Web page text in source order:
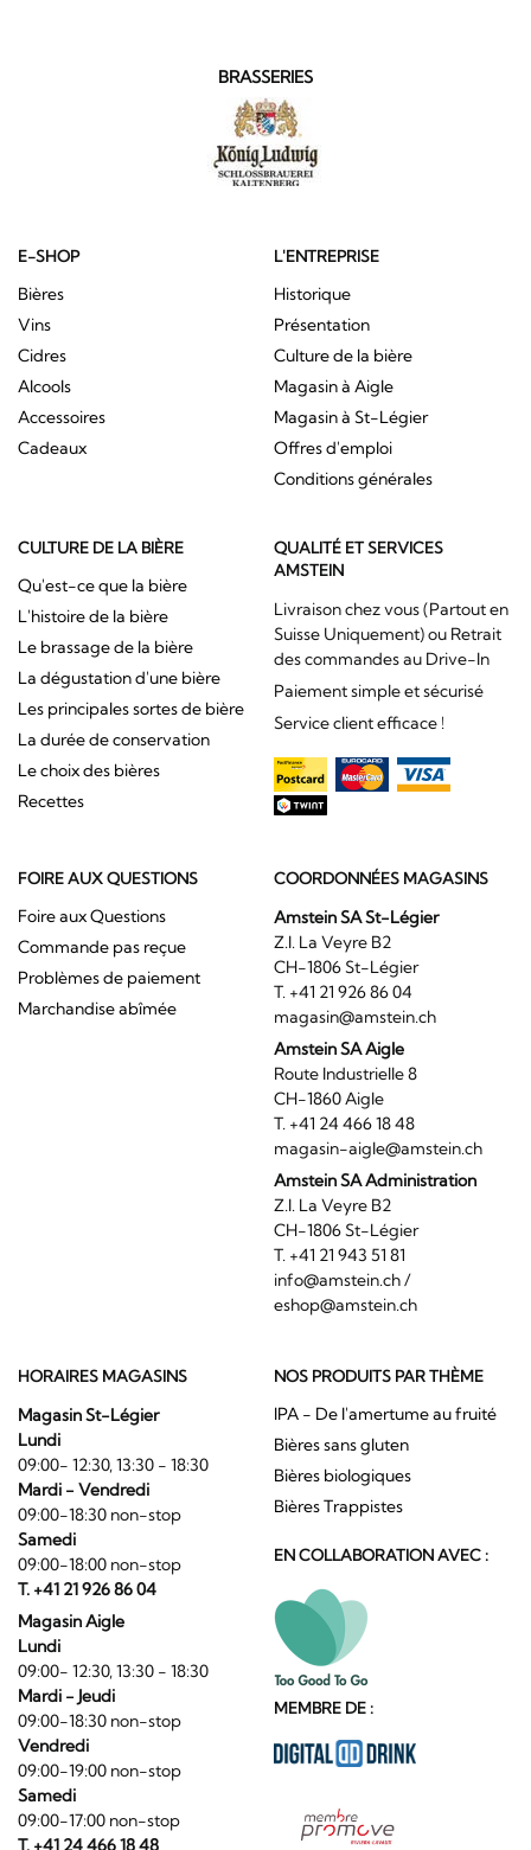
BRASSERIES
E-SHOP
Bières
Vins
Cidres
Alcools
Accessoires
Cadeaux
L'ENTREPRISE
Historique
Présentation
Culture de la bière
Magasin à Aigle
Magasin à St-Légier
Offres d'emploi
Conditions générales
CULTURE DE LA BIÈRE
Qu'est-ce que la bière
L'histoire de la bière
Le brassage de la bière
La dégustation d'une bière
Les principales sortes de bière
La durée de conservation
Le choix des bières
Recettes
QUALITÉ ET SERVICES
AMSTEIN
Livraison chez vous (Partout en
Suisse Uniquement) ou Retrait
des commandes au Drive-In
Paiement simple et sécurisé
Service client efficace !
FOIRE AUX QUESTIONS
Foire aux Questions
Commande pas reçue
Problèmes de paiement
Marchandise abîmée
COORDONNÉES MAGASINS
Amstein SA St-Légier
Z.I. La Veyre B2
CH-1806 St-Légier
T. +41 21 926 86 04
magasin@amstein.ch
Amstein SA Aigle
Route Industrielle 8
CH-1860 Aigle
T. +41 24 466 18 48
magasin-aigle@amstein.ch
Amstein SA Administration
Z.I. La Veyre B2
CH-1806 St-Légier
T. +41 21 943 51 81
info@amstein.ch/
eshop@amstein.ch
HORAIRES MAGASINS
Magasin St-Légier
Lundi
09:00- 12:30, 13:30 - 18:30
Mardi - Vendredi
09:00-18:30 non-stop
Samedi
09:00-18:00 non-stop
T. +41 21 926 86 04
Magasin Aigle
Lundi
09:00- 12:30, 13:30 - 18:30
Mardi - Jeudi
09:00-18:30 non-stop
Vendredi
09:00-19:00 non-stop
Samedi
09:00-17:00 non-stop
T. +41 24 466 18 48
NOS PRODUITS PAR THÈME
IPA - De l'amertume au fruité
Bières sans gluten
Bières biologiques
Bières Trappistes
EN COLLABORATION AVEC :
MEMBRE DE :